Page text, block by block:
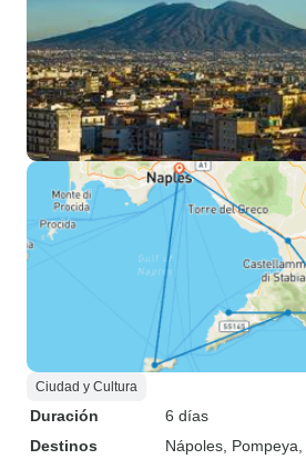
Ciudad y Cultura
Duración
6 días
Destinos
Nápoles , Pompeya